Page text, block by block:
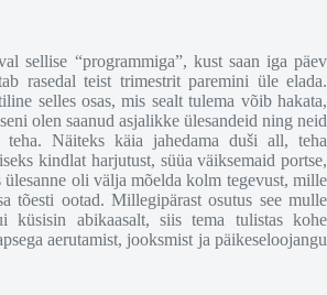
sellise “programmiga”, kust saan iga päev
rasedal teist trimestrit paremini üle elada.
selles osas, mis sealt tulema võib hakata,
olen saanud asjalikke ülesandeid ning neid
Näiteks käia jahedama duši all, teha
kindlat harjutust, süüa väiksemaid portse,
oli välja mõelda kolm tegevust, mille
tõesti ootad. Millegipärast osutus see mulle
küsisin abikaasalt, siis tema tulistas kohe
aerutamist, jooksmist ja päikeseloojangu